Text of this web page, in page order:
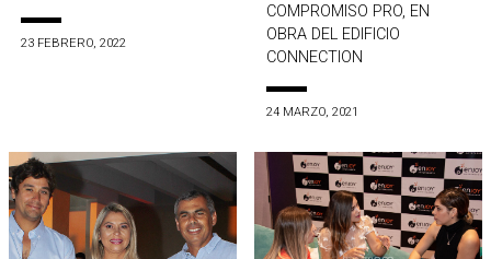
23 FEBRERO, 2022
COMPROMISO PRO, EN
OBRA DEL EDIFICIO
CONNECTION
24 MARZO, 2021